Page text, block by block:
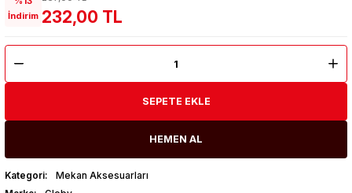
İndirim 232,00 TL
SEPETE EKLE
HEMEN AL
Kategori
Mekan Aksesuarları